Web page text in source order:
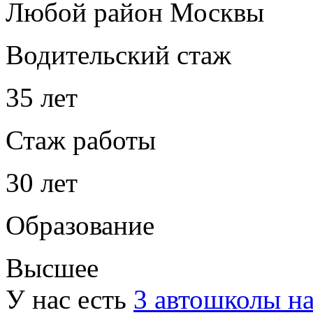
Любой район Москвы
Водительский стаж
35 лет
Стаж работы
30 лет
Образование
Высшее
У нас есть 3 автошколы